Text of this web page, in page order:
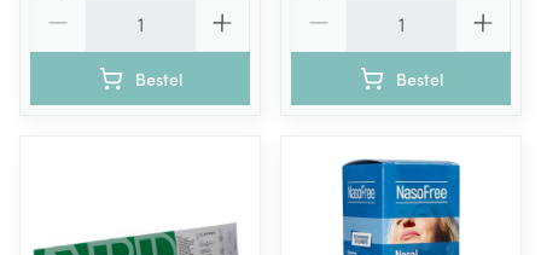
Bestel Bestel